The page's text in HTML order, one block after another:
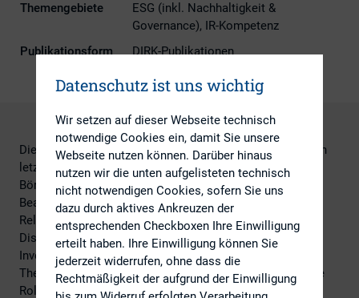
Themengebiete
ESG (inkl. Nachhaltigkeit &
Governance), IR-Kompetenz
Publikationsform
DIRK-Publikationen
Die Bedeutung der Einhaltung von ESG Kriterien hat in den
letzten Jahren immens an Bedeutung gewonnen.
Börsennotierte Unternehmen müssen dem immer mehr
Beachtung schenken und auch ihre eigene Investor
Relations ESG Strategie daraufhin ausrichten. Die
Diskussion des Panels wird sich darauf richten wie
Investoren aus den unterschiedlichen Ländern auf dieses
Thema schauen. Spielen in den USA andere Kriterien eine
Rolle als in Europa? Ist der Fokus der Investoren in
Datenschutz ist uns wichtig
Wir setzen auf dieser Webseite technisch
notwendige Cookies ein, damit Sie unsere
Webseite nutzen können. Darüber hinaus
nutzen wir die unten aufgelisteten technisch
nicht notwendigen Cookies, sofern Sie uns
dazu durch aktives Ankreuzen der
entsprechenden Checkboxen Ihre Einwilligung
erteilt haben. Ihre Einwilligung können Sie
jederzeit widerrufen, ohne dass die
Rechtmäßigkeit der aufgrund der Einwilligung